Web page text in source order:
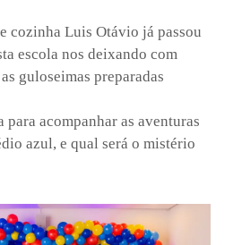
cozinha Luis Otávio já passou
escola nos deixando com
guloseimas preparadas
para acompanhar as aventuras
azul, e qual será o mistério